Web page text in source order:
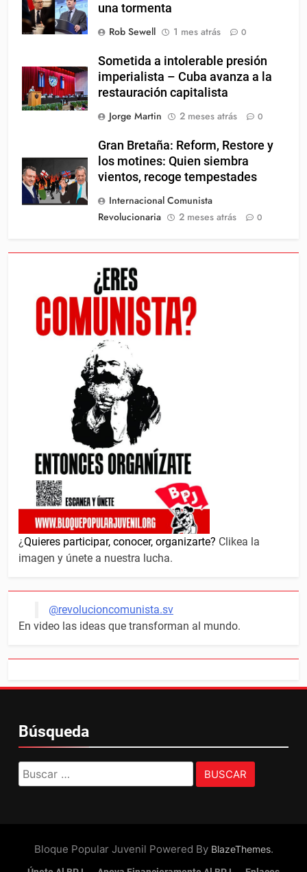
una tormenta
Rob Sewell
1 mes atrás 0
Sometida a intolerable presión
imperialista – Cuba avanza a la
restauración capitalista
Jorge Martin
2 meses atrás 0
Gran Bretaña: Reform, Restore y
los motines: Quien siembra
vientos, recoge tempestades
Internacional Comunista
Revolucionaria
2 meses atrás 0
¿Quieres participar, conocer, organizarte? Clikea la
imagen y únete a nuestra lucha.
@revolucioncomunista.sv
En video las ideas que transforman al mundo.
Búsqueda
Buscar:
Bloque Popular Juvenil Powered By BlazeThemes.